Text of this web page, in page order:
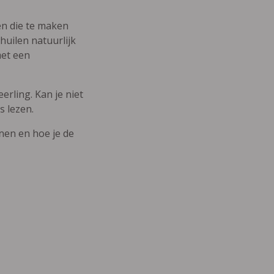
die te maken
natuurlijk
een
Kan je niet
lezen.
en hoe je de